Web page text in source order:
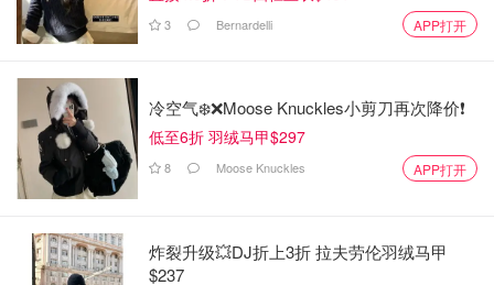
3 Bernardelli APP打开
冷空气❄️❌️Moose Knuckles小剪刀再次降价❗️
低至6折 羽绒马甲$297
8 Moose Knuckles APP打开
炸裂升级💥DJ折上3折 拉夫劳伦羽绒马甲
$237